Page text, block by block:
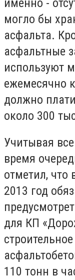
могло бы
асфальта.
асфальтные
используют
ежемесячно
должно
около 300
Учитывая
время
отметил, что
2013 год
для КП
110 тонн в